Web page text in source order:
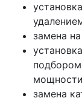
замена
замена